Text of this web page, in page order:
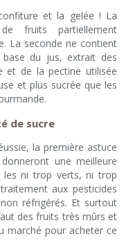
et la gelée ! La
fruits partiellement
La seconde ne contient
du jus, extrait des
et de la pectine utilisée
et plus sucrée que les
de sucre
la première astuce
une meilleure
les ni trop verts, ni trop
aux pesticides
réfrigérés. Et surtout
des fruits très mûrs et
marché pour acheter ce